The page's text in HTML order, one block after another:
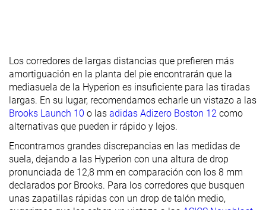
Talón marca
Antepié
laboratorio
Antepié
marca
17.7 mm
14.0 mm
25.2 mm
28.0 mm
22.6 mm
19.0 mm
Anchuras
disponibles
Estándar Estándar
Estándar
Ancho
Orthotic
friendly
✓ ✓ ✓
Los corredores de largas distancias que prefieren más
amortiguación en la planta del pie encontrarán que la
mediasuela de la Hyperion es insuficiente para las tiradas
largas. En su lugar, recomendamos echarle un vistazo a las
Brooks Launch 10 o las adidas Adizero Boston 12 como
alternativas que pueden ir rápido y lejos.
Encontramos grandes discrepancias en las medidas de
suela, dejando a las Hyperion con una altura de drop
pronunciada de 12,8 mm en comparación con los 8 mm
declarados por Brooks. Para los corredores que busquen
unas zapatillas rápidas con un drop de talón medio,